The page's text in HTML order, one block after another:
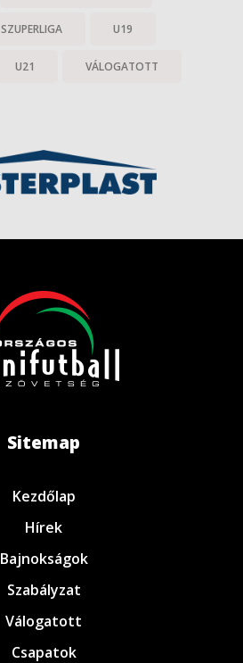
SZUPERLIGA U19
U21 VÁLOGATOTT
Sitemap
Kezdőlap
Hírek
Bajnokságok
Szabályzat
Válogatott
Csapatok